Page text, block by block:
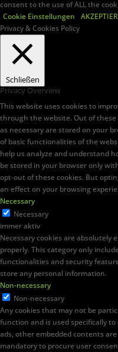
consent to the use of ALL the
Cookie Einstellungen
Privacy & Cookies Policy
Schließen
Privacy Overview
This website uses cookies to
through the website. Out of
as necessary are stored on your
of basic functionalities of the
help us analyze and understand
be stored in your browser only
opt-out of these cookies. But
an effect on your browsing
Necessary
Necessary
immer aktiv
Necessary cookies are
properly. This category only
functionalities and security
store any personal information.
Non-necessary
Non-necessary
Any cookies that may not be
function and is used specifically
ads, other embedded contents
mandatory to procure user